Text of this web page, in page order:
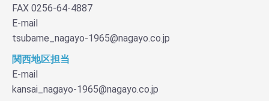
FAX 0256-64-4887
E-mail
tsubame_nagayo-1965@nagayo.co.jp
関西地区担当
E-mail
kansai_nagayo-1965@nagayo.co.jp